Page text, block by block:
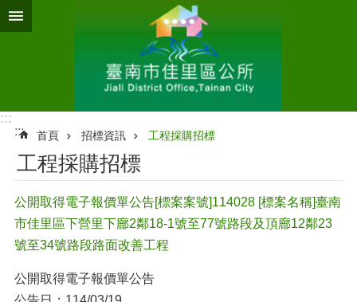
跳到主要內容區塊
:::
:::
首頁 招標資訊 工程採購招標
工程採購招標
公開取得電子報價單公告[標案案號]114028 [標案名稱]臺南
市佳里區下營里下廍2鄰18-1號至77號路段及頂廍12鄰23
號至34號路段路面改善工程
公開取得電子報價單公告